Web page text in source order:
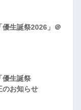
優生誕祭2026」＠
優生誕祭
のお知らせ